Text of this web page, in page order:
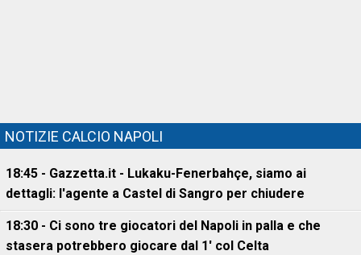
NOTIZIE CALCIO NAPOLI
18:45 - Gazzetta.it - Lukaku-Fenerbahçe, siamo ai
dettagli: l'agente a Castel di Sangro per chiudere
18:30 - Ci sono tre giocatori del Napoli in palla e che
stasera potrebbero giocare dal 1' col Celta